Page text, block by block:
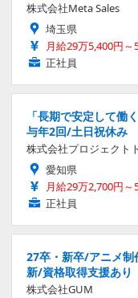
株式会社Meta Sales
埼玉県
月給29万5,400円～
正社員
「長期で安定して働
与年2回/土日祝休み
株式会社プロジェクト
愛知県
月給29万2,700円～
正社員
27卒・新卒/アニメ
新/資格取得支援あり
株式会社GUM